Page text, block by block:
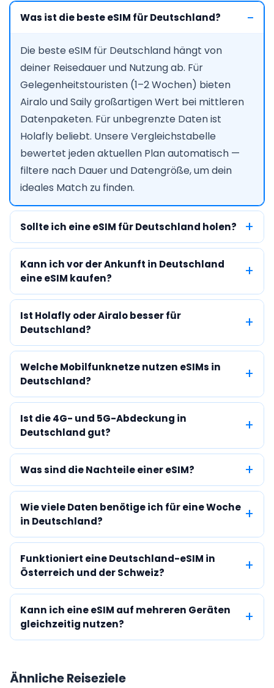
Was ist die beste eSIM für Deutschland?
Die beste eSIM für Deutschland hängt von
deiner Reisedauer und Nutzung ab. Für
Gelegenheitstouristen (1–2 Wochen) bieten
Airalo und Saily großartigen Wert bei mittleren
Datenpaketen. Für unbegrenzte Daten ist
Holafly beliebt. Unsere Vergleichstabelle
bewertet jeden aktuellen Plan automatisch —
filtere nach Dauer und Datengröße, um dein
ideales Match zu finden.
Sollte ich eine eSIM für Deutschland holen?
Kann ich vor der Ankunft in Deutschland
eine eSIM kaufen?
Ist Holafly oder Airalo besser für
Deutschland?
Welche Mobilfunknetze nutzen eSIMs in
Deutschland?
Ist die 4G- und 5G-Abdeckung in
Deutschland gut?
Was sind die Nachteile einer eSIM?
Wie viele Daten benötige ich für eine Woche
in Deutschland?
Funktioniert eine Deutschland-eSIM in
Österreich und der Schweiz?
Kann ich eine eSIM auf mehreren Geräten
gleichzeitig nutzen?
Ähnliche Reiseziele